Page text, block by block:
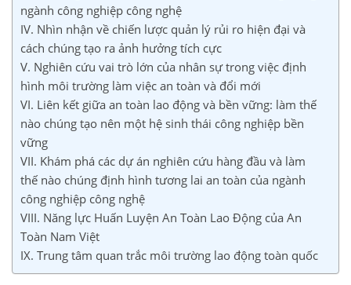
ngành công nghiệp công nghệ
IV. Nhìn nhận về chiến lược quản lý rủi ro hiện đại và
cách chúng tạo ra ảnh hưởng tích cực
V. Nghiên cứu vai trò lớn của nhân sự trong việc định
hình môi trường làm việc an toàn và đổi mới
VI. Liên kết giữa an toàn lao động và bền vững: làm thế
nào chúng tạo nên một hệ sinh thái công nghiệp bền
vững
VII. Khám phá các dự án nghiên cứu hàng đầu và làm
thế nào chúng định hình tương lai an toàn của ngành
công nghiệp công nghệ
VIII. Năng lực Huấn Luyện An Toàn Lao Động của An
Toàn Nam Việt
IX. Trung tâm quan trắc môi trường lao động toàn quốc